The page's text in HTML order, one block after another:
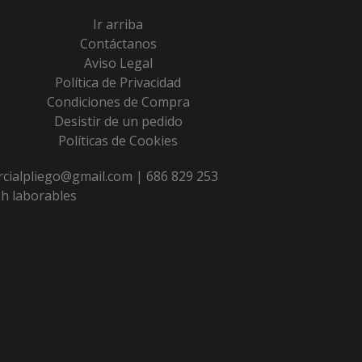
Ir arriba
Contáctanos
Aviso Legal
Política de Privacidad
Condiciones de Compra
Desistir de un pedido
Políticas de Cookies
|686 829 253
laborables